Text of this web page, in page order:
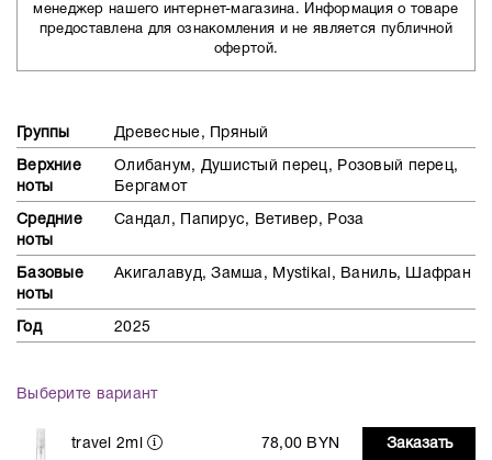
менеджер нашего интернет-магазина. Информация о товаре
предоставлена для ознакомления и не является публичной
офертой.
Группы Древесные, Пряный
Верхние
ноты
Олибанум, Душистый перец, Розовый перец,
Бергамот
Средние
ноты
Сандал, Папирус, Ветивер, Роза
Базовые
ноты
Акигалавуд, Замша, Mystikal, Ваниль, Шафран
Год 2025
Выберите вариант
travel 2ml 78,00 BYN Заказать